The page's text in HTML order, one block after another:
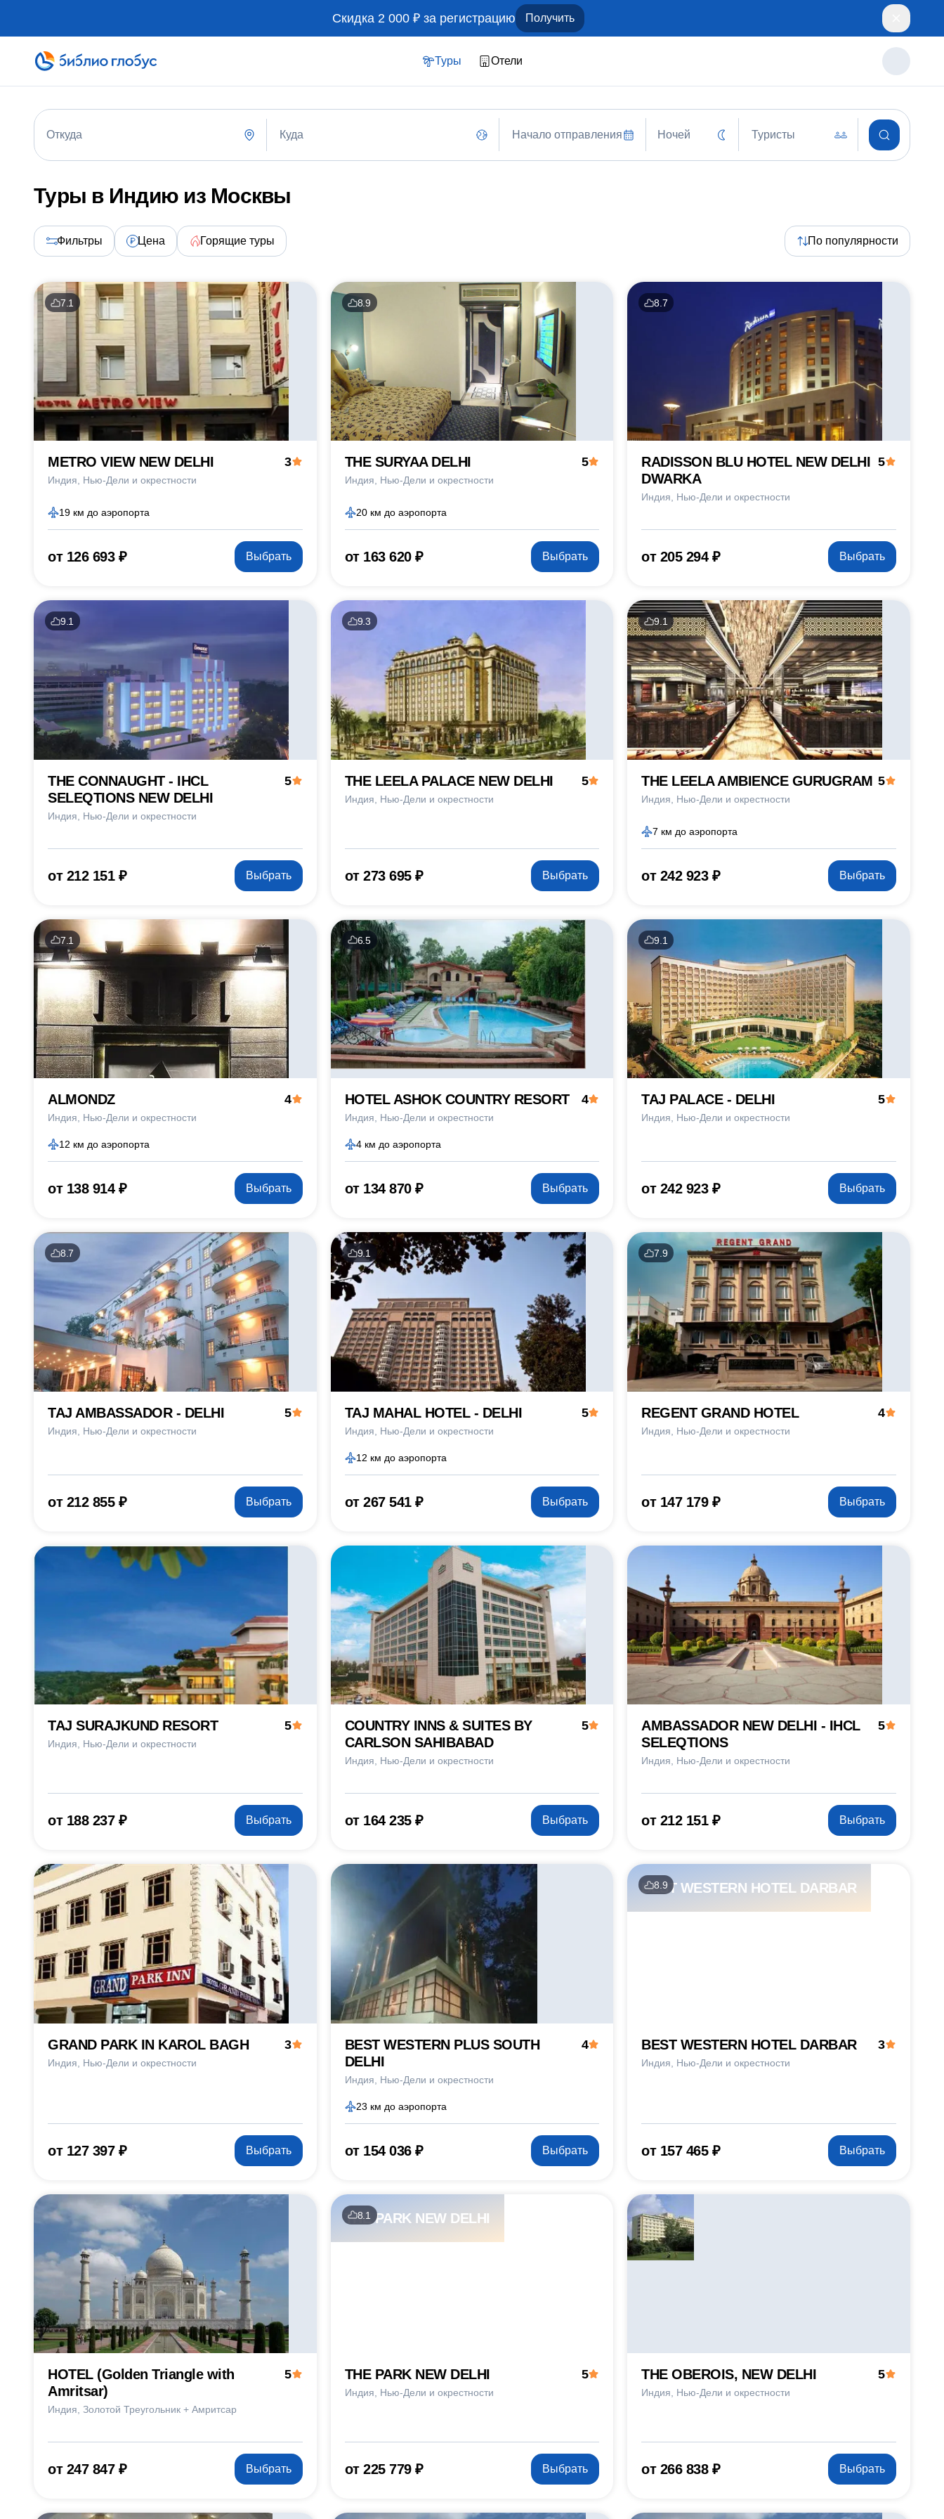
Скидка 2 000 ₽ за регистрацию Получить
Туры Отели
Откуда Куда Начало отправления Ночей Туристы
Туры в Индию из Москвы
Фильтры Цена Горящие туры По популярности
7.1
METRO VIEW NEW DELHI
Индия Нью-Дели и окрестности
3
19 км до аэропорта
от 126 693 ₽ Выбрать
8.9
THE SURYAA DELHI
Индия Нью-Дели и окрестности
5
20 км до аэропорта
от 163 620 ₽ Выбрать
8.7
RADISSON BLU HOTEL NEW DELHI
DWARKA
Индия Нью-Дели и окрестности
5
от 205 294 ₽ Выбрать
9.1
THE CONNAUGHT - IHCL
SELEQTIONS NEW DELHI
Индия Нью-Дели и окрестности
5
от 212 151 ₽ Выбрать
9.3
THE LEELA PALACE NEW DELHI
Индия Нью-Дели и окрестности
5
от 273 695 ₽ Выбрать
9.1
THE LEELA AMBIENCE GURUGRAM
Индия Нью-Дели и окрестности
5
7 км до аэропорта
от 242 923 ₽ Выбрать
7.1
ALMONDZ
Индия Нью-Дели и окрестности
4
12 км до аэропорта
от 138 914 ₽ Выбрать
6.5
HOTEL ASHOK COUNTRY RESORT
Индия Нью-Дели и окрестности
4
4 км до аэропорта
от 134 870 ₽ Выбрать
9.1
TAJ PALACE - DELHI
Индия Нью-Дели и окрестности
5
от 242 923 ₽ Выбрать
8.7
TAJ AMBASSADOR - DELHI
Индия Нью-Дели и окрестности
5
от 212 855 ₽ Выбрать
9.1
TAJ MAHAL HOTEL - DELHI
Индия Нью-Дели и окрестности
5
12 км до аэропорта
от 267 541 ₽ Выбрать
7.9
REGENT GRAND HOTEL
Индия Нью-Дели и окрестности
4
от 147 179 ₽ Выбрать
TAJ SURAJKUND RESORT
Индия Нью-Дели и окрестности
5
от 188 237 ₽ Выбрать
COUNTRY INNS & SUITES BY
CARLSON SAHIBABAD
Индия Нью-Дели и окрестности
5
от 164 235 ₽ Выбрать
AMBASSADOR NEW DELHI - IHCL
SELEQTIONS
Индия Нью-Дели и окрестности
5
от 212 151 ₽ Выбрать
GRAND PARK IN KAROL BAGH
Индия Нью-Дели и окрестности
3
от 127 397 ₽ Выбрать
BEST WESTERN PLUS SOUTH
DELHI
Индия Нью-Дели и окрестности
4
23 км до аэропорта
от 154 036 ₽ Выбрать
BEST WESTERN HOTEL DARBAR
8.9
BEST WESTERN HOTEL DARBAR
Индия Нью-Дели и окрестности
3
от 157 465 ₽ Выбрать
HOTEL (Golden Triangle with
Amritsar)
Индия Золотой Треугольник + Амритсар
5
от 247 847 ₽ Выбрать
THE PARK NEW DELHI
8.1
THE PARK NEW DELHI
Индия Нью-Дели и окрестности
5
от 225 779 ₽ Выбрать
THE OBEROIS, NEW DELHI
Индия Нью-Дели и окрестности
5
от 266 838 ₽ Выбрать